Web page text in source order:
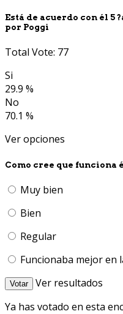
Está de acuerdo con él 5
por Poggi
Total Vote: 77
Si
29.9 %
No
70.1 %
Ver opciones
Como cree que
Muy bien
Bien
Regular
Funcionaba mejor
Votar
Ver resultados
Ya has votado en esta